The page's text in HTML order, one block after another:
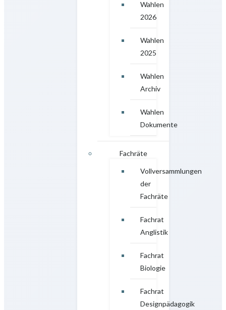
Wahlen
2026
Wahlen
2025
Wahlen
Archiv
Wahlen
Dokumente
Fachräte
Vollversammlungen
der
Fachräte
Fachrat
Anglistik
Fachrat
Biologie
Fachrat
Designpädagogik